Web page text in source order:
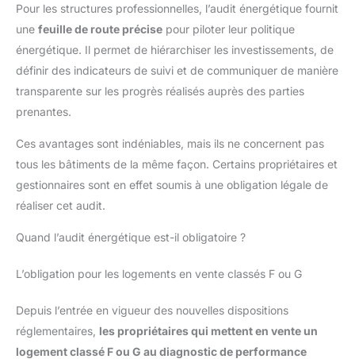
Pour les structures professionnelles, l’audit énergétique fournit
une feuille de route précise pour piloter leur politique
énergétique. Il permet de hiérarchiser les investissements, de
définir des indicateurs de suivi et de communiquer de manière
transparente sur les progrès réalisés auprès des parties
prenantes.
Ces avantages sont indéniables, mais ils ne concernent pas
tous les bâtiments de la même façon. Certains propriétaires et
gestionnaires sont en effet soumis à une obligation légale de
réaliser cet audit.
Quand l’audit énergétique est-il obligatoire ?
L’obligation pour les logements en vente classés F ou G
Depuis l’entrée en vigueur des nouvelles dispositions
réglementaires, les propriétaires qui mettent en vente un
logement classé F ou G au diagnostic de performance